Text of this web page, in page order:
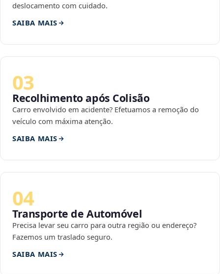
deslocamento com cuidado.
SAIBA MAIS
03
Recolhimento após Colisão
Carro envolvido em acidente? Efetuamos a remoção do
veículo com máxima atenção.
SAIBA MAIS
04
Transporte de Automóvel
Precisa levar seu carro para outra região ou endereço?
Fazemos um traslado seguro.
SAIBA MAIS